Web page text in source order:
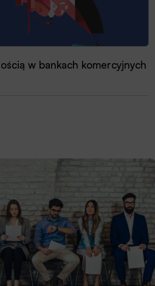
w bankach komercyjnych